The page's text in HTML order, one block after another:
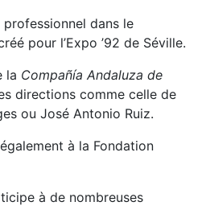
dans le
pour l’Expo ’92 de Séville.
la Compañía Andaluza de
directions comme celle de
ou José Antonio Ruiz.
à la Fondation
à de nombreuses